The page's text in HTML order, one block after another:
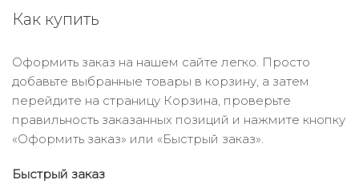
Как купить
Оформить заказ на нашем сайте легко. Просто
добавьте выбранные товары в корзину, а затем
перейдите на страницу Корзина, проверьте
правильность заказанных позиций и нажмите кнопку
«Оформить заказ» или «Быстрый заказ».
Быстрый заказ